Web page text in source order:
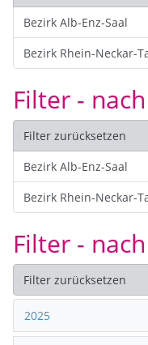
Bezirk Alb-Enz-Saal
Bezirk Rhein-Neckar-
Filter -
Filter zurücksetzen
Bezirk Alb-Enz-Saal
Bezirk Rhein-Neckar-
Filter -
Filter zurücksetzen
2025